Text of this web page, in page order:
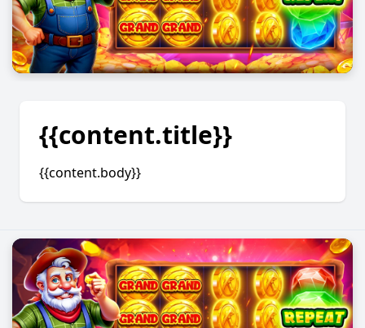
{{content.title}}
{{content.body}}